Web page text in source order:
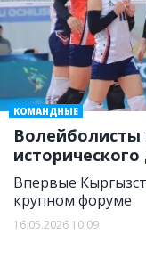
Волейболисты
Впервые
крупном форуме
16.05.2026 10:09
КОМАНДНЫЕ